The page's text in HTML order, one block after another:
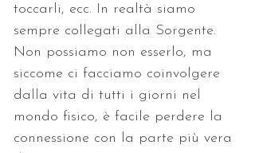
toccarli, ecc. In realtà siamo
sempre collegati alla Sorgente.
Non possiamo non esserlo, ma
siccome ci facciamo coinvolgere
dalla vita di tutti i giorni nel
mondo fisico, è facile perdere la
connessione con la parte più vera